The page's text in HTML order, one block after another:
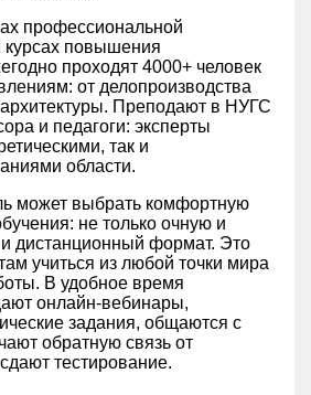
профессиональной
курсах повышения
проходят 4000+ человек
от делопроизводства
Преподают в НУГС
и педагоги: эксперты
так и
области.
может выбрать комфортную
не только очную и
дистанционный формат. Это
учиться из любой точки мира
В удобное время
онлайн-вебинары,
задания, общаются с
обратную связь от
тестирование.